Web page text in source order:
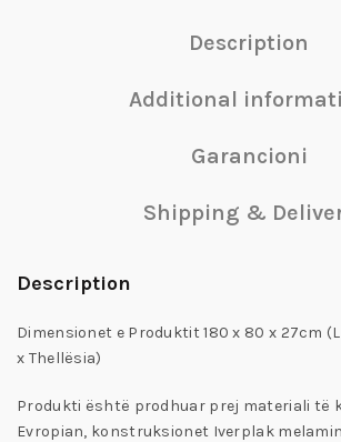
Description
Additional
Garancioni
Shipping &
Description
Dimensionet e Produktit 180 x 80 x 27cm
x Thellësia)
Produkti është prodhuar prej materiali të
Evropian, konstruksionet Iverplak